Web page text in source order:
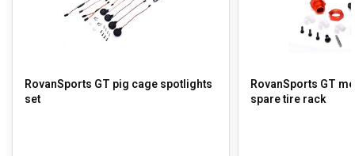
RovanSports GT pig cage spotlights
set
RovanSports GT
spare tire rack